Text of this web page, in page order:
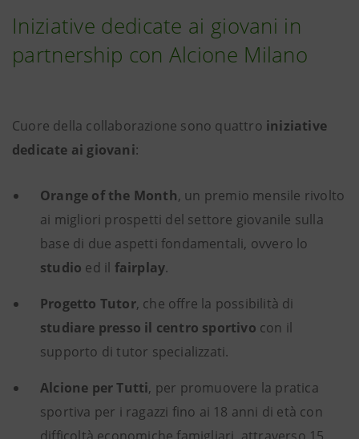
Iniziative dedicate ai giovani in
partnership con Alcione Milano
Cuore della collaborazione sono quattro iniziative
dedicate ai giovani:
Orange of the Month, un premio mensile rivolto
ai migliori prospetti del settore giovanile sulla
base di due aspetti fondamentali, ovvero lo
studio ed il fairplay.
Progetto Tutor, che offre la possibilità di
studiare presso il centro sportivo con il
supporto di tutor specializzati.
Alcione per Tutti, per promuovere la pratica
sportiva per i ragazzi fino ai 18 anni di età con